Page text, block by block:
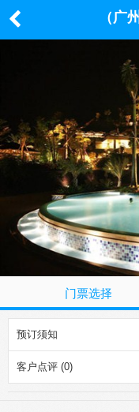
（广
门票选择
预订须知
客户点评 (0)